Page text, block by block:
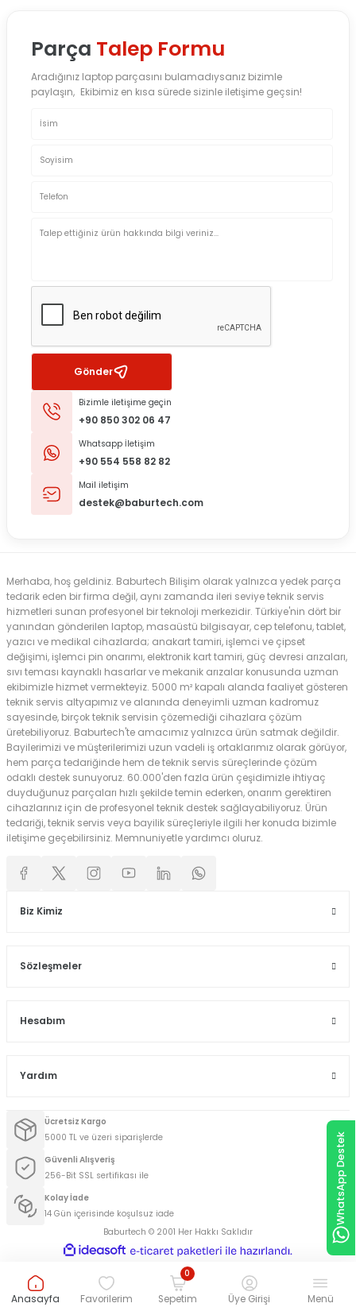
Parça Talep Formu
Aradığınız laptop parçasını bulamadıysanız bizimle
paylaşın, Ekibimiz en kısa sürede sizinle iletişime geçsin!
Gönder
Bizimle iletişime geçin
+90 850 302 06 47
Whatsapp İletişim
+90 554 558 82 82
Mail iletişim
destek@baburtech.com
Merhaba, hoş geldiniz. Baburtech Bilişim olarak yalnızca yedek parça
tedarik eden bir firma değil, aynı zamanda ileri seviye teknik servis
hizmetleri sunan profesyonel bir teknoloji merkezidir. Türkiye'nin dört bir
yanından gönderilen laptop, masaüstü bilgisayar, cep telefonu, tablet,
yazıcı ve medikal cihazlarda; anakart tamiri, işlemci ve çipset
değişimi, işlemci pin onarımı, elektronik kart tamiri, güç devresi arızaları,
sıvı teması kaynaklı hasarlar ve mekanik arızalar konusunda uzman
ekibimizle hizmet vermekteyiz. 5000 m² kapalı alanda faaliyet gösteren
teknik servis altyapımız ve alanında deneyimli uzman kadromuz
sayesinde, birçok teknik servisin çözemediği cihazlara çözüm
üretebiliyoruz. Baburtech'te amacımız yalnızca ürün satmak değildir.
Bayilerimizi ve müşterilerimizi uzun vadeli iş ortaklarımız olarak görüyor,
hem parça tedariğinde hem de teknik servis süreçlerinde çözüm
odaklı destek sunuyoruz. 60.000'den fazla ürün çeşidimizle ihtiyaç
duyduğunuz parçaları hızlı şekilde temin ederken, onarım gerektiren
cihazlarınız için de profesyonel teknik destek sağlayabiliyoruz. Ürün
tedariği, teknik servis veya bayilik süreçleriyle ilgili her konuda bizimle
iletişime geçebilirsiniz. Memnuniyetle yardımcı oluruz.
Biz Kimiz
Sözleşmeler
Hesabım
Yardım
Ücretsiz Kargo
5000 TL ve üzeri siparişlerde
Güvenli Alışveriş
256-Bit SSL sertifikası ile
Kolay İade
14 Gün içerisinde koşulsuz iade
Baburtech © 2001 Her Hakkı Saklıdır
WhatsApp Destek
Anasayfa Favorilerim
0
Sepetim Üye Girişi Menü
ideasoft
e-
paketleri